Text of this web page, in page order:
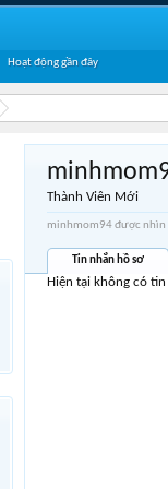
Thành Viên Mới
minhmom94 được nhìn
Tin nhắn hồ sơ
Hiện tại không có
Hoạt động gần đây